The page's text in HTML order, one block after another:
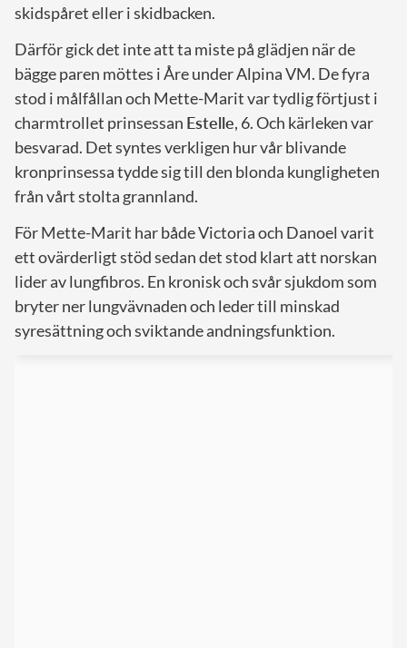
skidspåret eller i skidbacken.
Därför gick det inte att ta miste på glädjen när de
bägge paren möttes i Åre under Alpina VM. De fyra
stod i målfållan och Mette-Marit var tydlig förtjust i
charmtrollet prinsessan Estelle, 6. Och kärleken var
besvarad. Det syntes verkligen hur vår blivande
kronprinsessa tydde sig till den blonda kungligheten
från vårt stolta grannland.
För Mette-Marit har både Victoria och Danoel varit
ett ovärderligt stöd sedan det stod klart att norskan
lider av lungfibros. En kronisk och svår sjukdom som
bryter ner lungvävnaden och leder till minskad
syresättning och sviktande andningsfunktion.